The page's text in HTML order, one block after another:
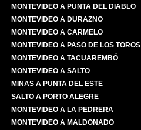
MONTEVIDEO A PUNTA DEL DIABLO
MONTEVIDEO A DURAZNO
MONTEVIDEO A CARMELO
MONTEVIDEO A PASO DE LOS TOROS
MONTEVIDEO A TACUAREMBÓ
MONTEVIDEO A SALTO
MINAS A PUNTA DEL ESTE
SALTO A PORTO ALEGRE
MONTEVIDEO A LA PEDRERA
MONTEVIDEO A MALDONADO